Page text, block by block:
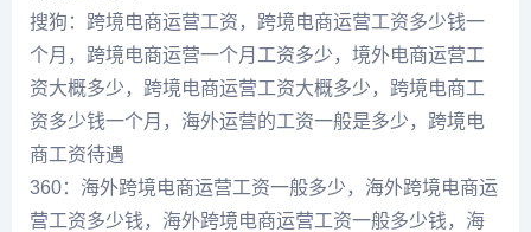
搜狗：跨境电商运营工资，跨境电商运营工资多少钱一
个月，跨境电商运营一个月工资多少，境外电商运营工
资大概多少，跨境电商运营工资大概多少，跨境电商工
资多少钱一个月，海外运营的工资一般是多少，跨境电
商工资待遇
360：海外跨境电商运营工资一般多少，海外跨境电商运
营工资多少钱，海外跨境电商运营工资一般多少钱，海